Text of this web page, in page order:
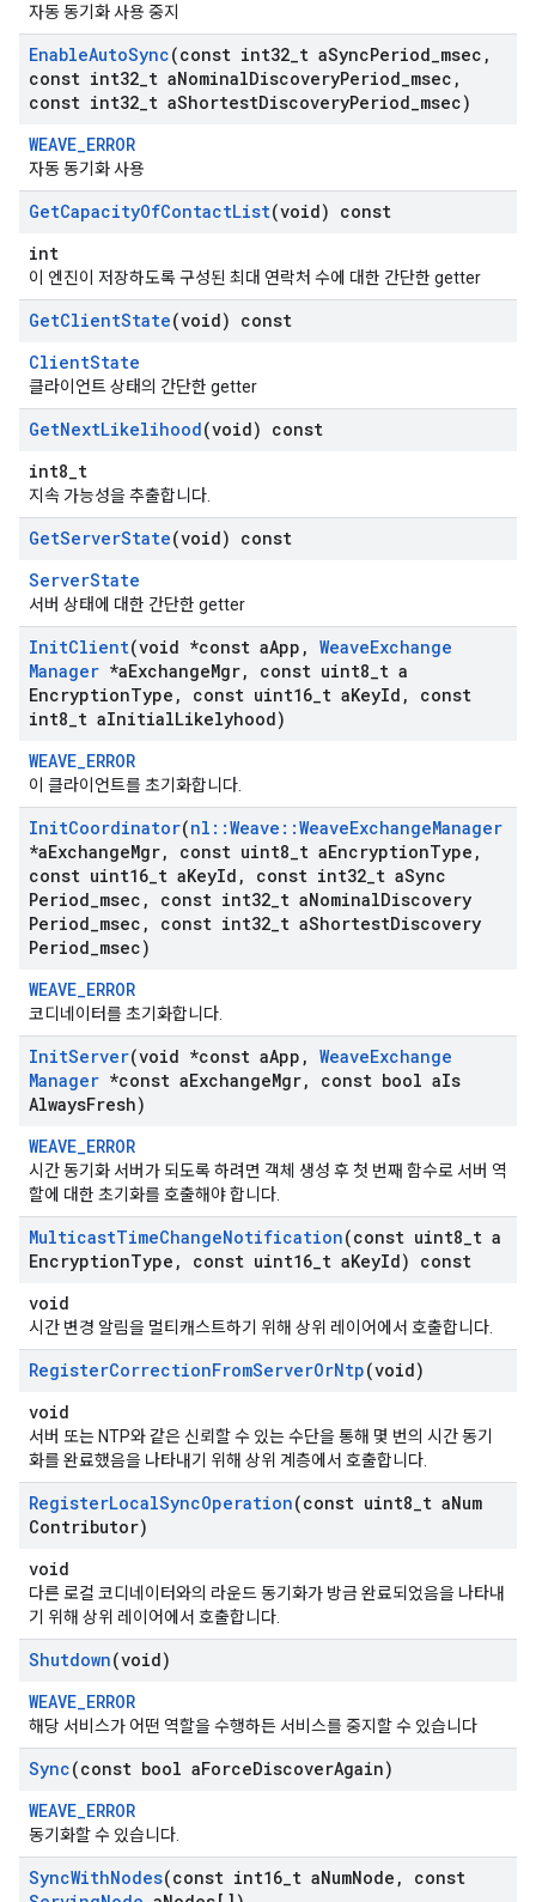
자동 동기화 사용 중지
EnableAutoSync(const int32 t aSyncPeriod msec ,
const int32 t aNominalDiscoveryPeriod msec ,
const int32 t aShortestDiscoveryPeriod msec)
WEAVE_ERROR
자동 동기화 사용
GetCapacityOfContactList(void) const
int
이 엔진이 저장하도록 구성된 최대 연락처 수에 대한 간단한 getter
GetClientState(void) const
ClientState
클라이언트 상태의 간단한 getter
GetNextLikelihood(void) const
int8_t
지속 가능성을 추출합니다.
GetServerState(void) const
ServerState
서버 상태에 대한 간단한 getter
InitClient(void *const aApp , WeaveExchange
Manager *aExchangeMgr, const uint8 t a
EncryptionType , const uint16 t aKeyId ,
const
int8 t aInitialLikelyhood)
WEAVE_ERROR
이 클라이언트를 초기화합니다.
InitCoordinator(nl ::Weave ::WeaveExchangeManager
*aExchangeMgr, const uint8 t aEncryptionType ,
const uint16 t aKeyId , const int32 t aSync
Period msec , const int32 t aNominalDiscovery
Period msec , const int32 t aShortestDiscovery
Period msec)
WEAVE_ERROR
코디네이터를 초기화합니다.
InitServer(void *const aApp , WeaveExchange
Manager *const aExchangeMgr, const bool aIs
AlwaysFresh)
WEAVE_ERROR
시간 동기화 서버가 되도록 하려면 객체 생성 후 첫 번째 함수로 서버 역
할에 대한 초기화를 호출해야 합니다.
MulticastTimeChangeNotification(const uint8 t a
EncryptionType , const uint16 t aKeyId) const
void
시간 변경 알림을 멀티캐스트하기 위해 상위 레이어에서 호출합니다.
RegisterCorrectionFromServerOrNtp(void)
void
서버 또는 NTP와 같은 신뢰할 수 있는 수단을 통해 몇 번의 시간 동기
화를 완료했음을 나타내기 위해 상위 계층에서 호출합니다.
RegisterLocalSyncOperation(const uint8 t aNum
Contributor)
void
다른 로컬 코디네이터와의 라운드 동기화가 방금 완료되었음을 나타내
기 위해 상위 레이어에서 호출합니다.
Shutdown(void)
WEAVE_ERROR
해당 서비스가 어떤 역할을 수행하든 서비스를 중지할 수 있습니다
Sync(const bool aForceDiscoverAgain)
WEAVE_ERROR
동기화할 수 있습니다.
SyncWithNodes(const int16 t aNumNode ,
const